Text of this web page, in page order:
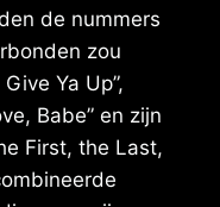
de nummers
zou
Ya Up”,
Babe” en zijn
First, the Last,